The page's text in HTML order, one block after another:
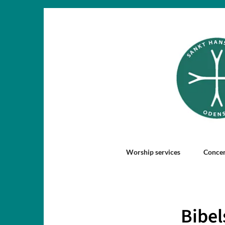
Worship services